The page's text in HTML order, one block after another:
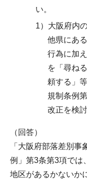
い。
1）大阪府内
他県にあ
行為に加
を「尋ね
頼する」
規制条例
改正を検
（回答）
「大阪府部落差別
例」第3条第3項では
地区があるかないか